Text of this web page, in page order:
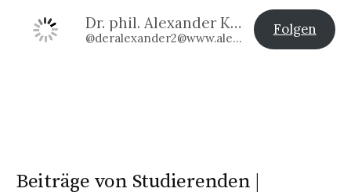
Dr. phil. Alexander Klier
@deralexander2@www.alexander-klier.net
Folgen
Beiträge von Studierenden |